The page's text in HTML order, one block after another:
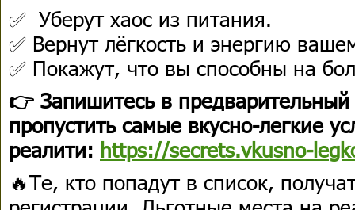
✅ Уберут хаос из питания.
✅ Вернут лёгкость и энергию
✅ Покажут, что вы способны на
👉 Запишитесь в
пропустить самые вкусно-легкие
реалити: https://secrets.vkusno-
🔥Те, кто попадут в список,